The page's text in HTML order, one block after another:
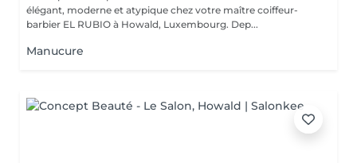
élégant, moderne et atypique chez votre maître coiffeur-
barbier EL RUBIO à Howald, Luxembourg. Dep...
Manucure